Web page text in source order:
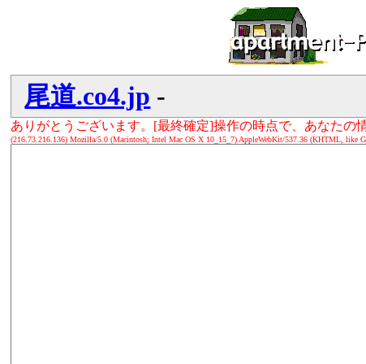
尾道.co4.jp -
ありがとうございます。[最終確定]操作の時点で、あなたの
(216.73.216.136) Mozilla/5.0 (Macintosh; Intel Mac OS X 10_15_7) AppleWebKit/537.36 (KHTML, like